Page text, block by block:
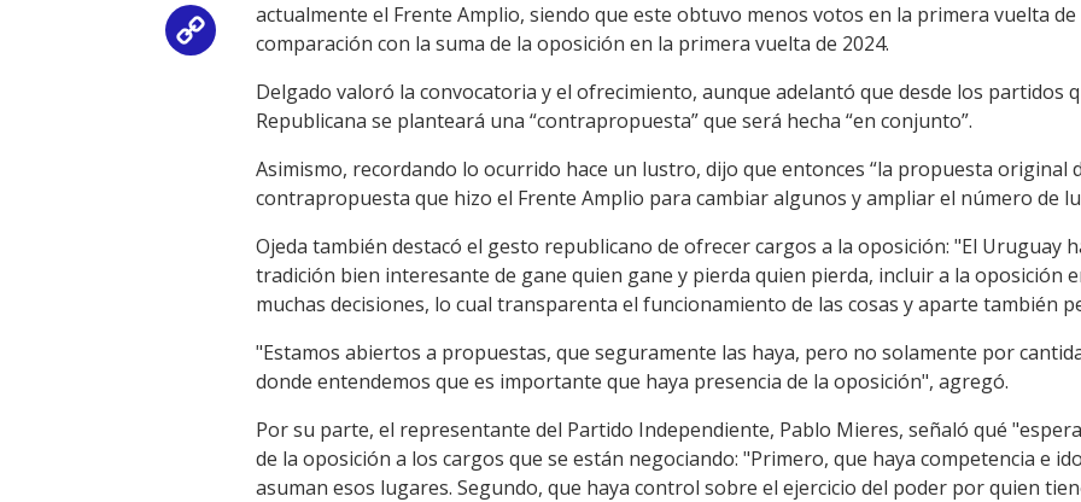
Copy
Link
actualmente el Frente Amplio, siendo que este obtuvo menos votos en la primera vuelta de
comparación con la suma de la oposición en la primera vuelta de 2024.
Delgado valoró la convocatoria y el ofrecimiento, aunque adelantó que desde los partidos
Republicana se planteará una “contrapropuesta” que será hecha “en conjunto”.
Asimismo, recordando lo ocurrido hace un lustro, dijo que entonces “la propuesta original
contrapropuesta que hizo el Frente Amplio para cambiar algunos y ampliar el número de
Ojeda también destacó el gesto republicano de ofrecer cargos a la oposición: "El Uruguay
tradición bien interesante de gane quien gane y pierda quien pierda, incluir a la oposición
muchas decisiones, lo cual transparenta el funcionamiento de las cosas y aparte también
"Estamos abiertos a propuestas, que seguramente las haya, pero no solamente por
donde entendemos que es importante que haya presencia de la oposición", agregó.
Por su parte, el representante del Partido Independiente, Pablo Mieres, señaló qué
de la oposición a los cargos que se están negociando: "Primero, que haya competencia e
asuman esos lugares. Segundo, que haya control sobre el ejercicio del poder por quien